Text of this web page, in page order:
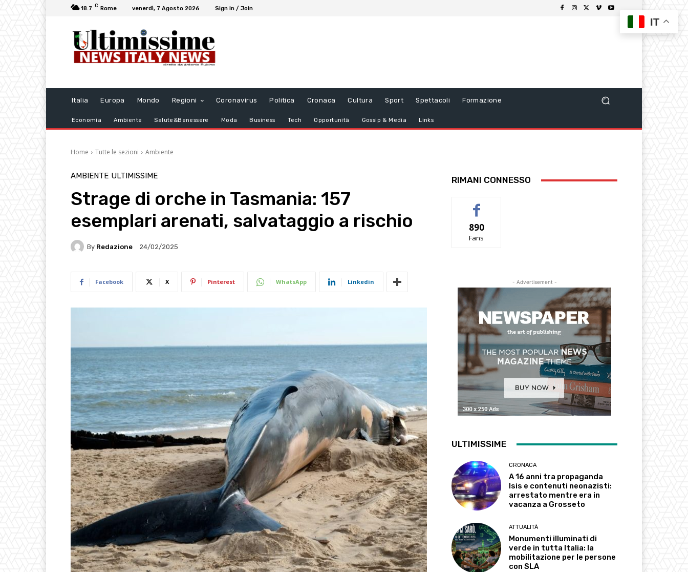
18.7 C Rome venerdì, 7 Agosto 2026 Sign in / Join
Italia Europa Mondo Regioni Coronavirus Politica Cronaca Cultura Sport Spettacoli Formazione
Economia Ambiente Salute&Benessere Moda Business Tech Opportunità Gossip & Media Links
Home Tutte le sezioni Ambiente
AMBIENTE ULTIMISSIME
Strage di orche in Tasmania: 157
esemplari arenati, salvataggio a rischio
By Redazione 24/02/2025
Facebook X Pinterest WhatsApp Linkedin
RIMANI CONNESSO
890
Fans
- Advertisement -
ULTIMISSIME
CRONACA
A 16 anni tra propaganda
Isis e contenuti neonazisti:
arrestato mentre era in
vacanza a Grosseto
ATTUALITÀ
Monumenti illuminati di
verde in tutta Italia: la
mobilitazione per le persone
con SLA
IT